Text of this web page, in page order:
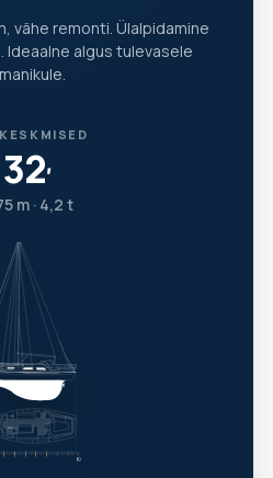
vähe remonti. Ülalpidamine
Ideaalne algus tulevasele
32′
m · 4,2 t